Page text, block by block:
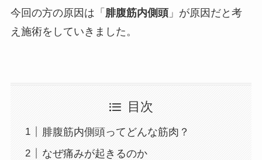
今回の方の原因は「 腓腹筋内側頭」が原因だと考
え施術をしていきました。
目次
腓腹筋内側頭ってどんな筋肉？
なぜ痛みが起きるのか